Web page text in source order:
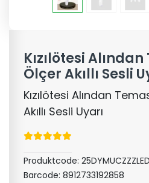
Kızılötesi
Ölçer Akıllı Sesli
Kızılötesi Alından
Akıllı Sesli Uyarı
Produktcode:
Barcode: 8912733192858